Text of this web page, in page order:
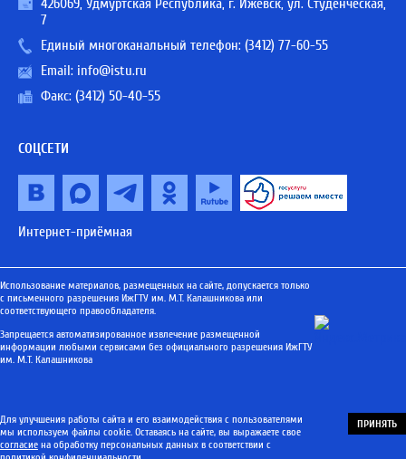
426069, Удмуртская Республика, г. Ижевск, ул. Студенческая,
7
Единый многоканальный телефон: (3412) 77-60-55
Email: info@istu.ru
Факс: (3412) 50-40-55
СОЦСЕТИ
Интернет-приёмная
Использование материалов, размещенных на сайте, допускается только
с письменного разрешения ИжГТУ им. М.Т. Калашникова или
соответствующего правообладателя.
Запрещается автоматизированное извлечение размещенной
информации любыми сервисами без официального разрешения ИжГТУ
им. М.Т. Калашникова
Для улучшения работы сайта и его взаимодействия с пользователями
мы используем файлы cookie. Оставаясь на сайте, вы выражаете свое
согласие на обработку персональных данных в соответствии с
ПРИНЯТЬ